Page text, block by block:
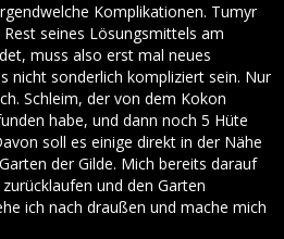
Komplikationen. Tumyr
seines Lösungsmittels am
muss also erst mal neues
nicht sonderlich kompliziert sein. Nur
Schleim, der von dem Kokon
habe, und dann noch 5 Hüte
soll es einige direkt in der Nähe
der Gilde. Mich bereits darauf
und den Garten
ich nach draußen und mache mich